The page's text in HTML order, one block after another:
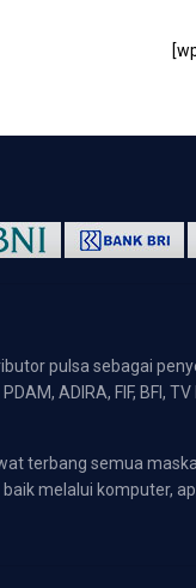
pulsa sebagai
ADIRA, FIF,
terbang semua
melalui komputer,